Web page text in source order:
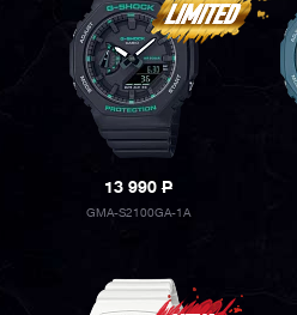
13 990P
GMA-S2100GA-1A